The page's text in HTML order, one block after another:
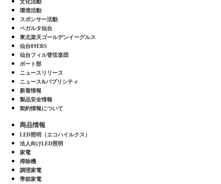
文化活動
環境活動
スポンサー活動
ベガルタ仙台
東北楽天ゴールデンイーグルス
仙台89ERS
仙台フィル管弦楽団
ボート部
ニュースリリース
ニュース&パブリシティ
新着情報
製品安全情報
契約情報について
商品情報
LED照明（エコハイルクス）
法人向けLED照明
家電
掃除機
調理家電
季節家電